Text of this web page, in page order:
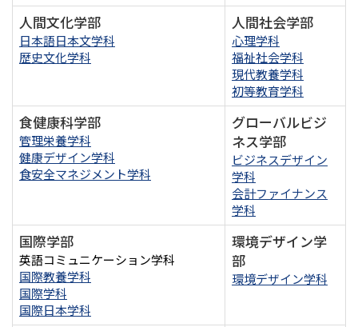
人間文化学部
日本語日本文学科
歴史文化学科
人間社会学部
心理学科
福祉社会学科
現代教養学科
初等教育学科
食健康科学部
管理栄養学科
健康デザイン学科
食安全マネジメント学科
グローバルビジ
ネス学部
ビジネスデザイン
学科
会計ファイナンス
学科
国際学部
英語コミュニケーション学科
国際教養学科
国際学科
国際日本学科
環境デザイン学
部
環境デザイン学科